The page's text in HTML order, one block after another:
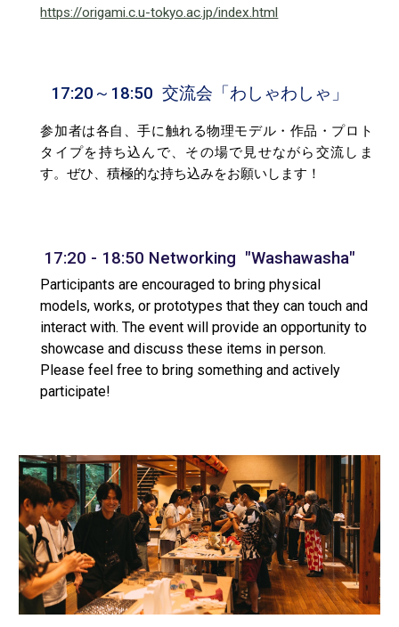
https://origami.c.u-tokyo.ac.jp/index.html
17:20 ～18:50 交流会「わしゃわしゃ」
参加者は各自、手に触れる物理モデル・作品・プロト
タイプを持ち込んで、その場で見せながら交流しま
す。ぜひ、積極的な持ち込みをお願いします！
17:20 - 18:50 Networking "Washawasha"
Participants are encouraged to bring physical
models, works, or prototypes that they can touch and
interact with. The event will provide an opportunity to
showcase and discuss these items in person.
Please feel free to bring something and actively
participate!